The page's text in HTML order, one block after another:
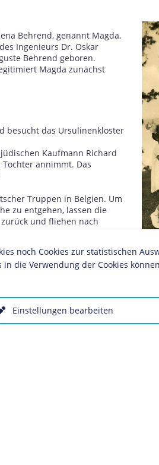
Behrend, genannt Magda,
Ingenieurs Dr. Oskar
Behrend geboren.
Magda zunächst
besucht das Ursulinenkloster
Kaufmann Richard
annimmt. Das
Truppen in Belgien. Um
zu entgehen, lassen die
und fliehen nach
in Goslar.
kennen, der zu diesem
Deutschlands gilt.
seiner ehelichen Tochter
noch Cookies zur statistischen
die Verwendung der Cookies
Einstellungen bearbeiten